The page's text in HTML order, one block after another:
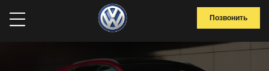
Позвонить